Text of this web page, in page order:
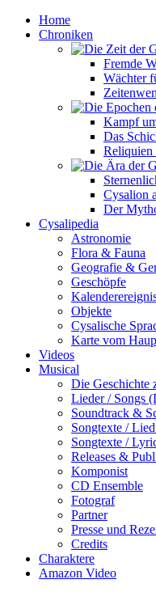
Home
Chroniken
Fremde
Wächter
Kampf
Das
Cysalion
Der
Cysalipedia
Astronomie
Flora & Fauna
Geografie &
Geschöpfe
Objekte
Cysalische
Karte vom
Videos
Musical
Die Geschichte
Lieder / Songs
Soundtrack &
Songtexte /
Songtexte /
Releases &
Komponist
CD Ensemble
Fotograf
Partner
Presse und
Credits
Charaktere
Amazon Video